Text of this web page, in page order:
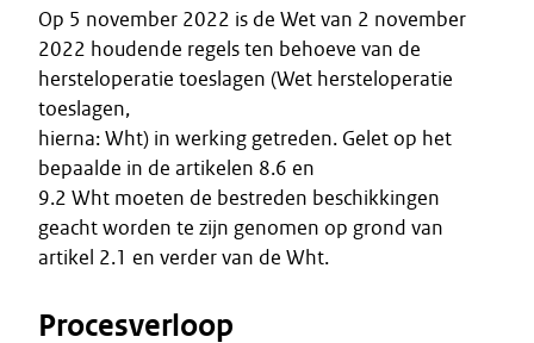
Op 5 november 2022 is de Wet van 2 november
2022 houdende regels ten behoeve van de
hersteloperatie toeslagen (Wet hersteloperatie
toeslagen,
hierna: Wht) in werking getreden. Gelet op het
bepaalde in de artikelen 8.6 en
9.2 Wht moeten de bestreden beschikkingen
geacht worden te zijn genomen op grond van
artikel 2.1 en verder van de Wht.
Procesverloop